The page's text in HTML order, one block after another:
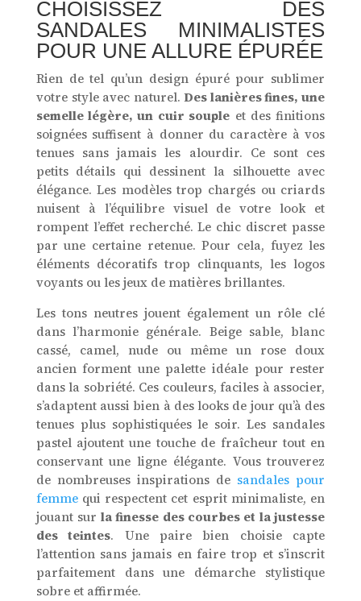
CHOISISSEZ DES
SANDALES MINIMALISTES
POUR UNE ALLURE ÉPURÉE
Rien de tel qu’un design épuré pour sublimer
votre style avec naturel. Des lanières fines, une
semelle légère, un cuir souple et des finitions
soignées suffisent à donner du caractère à vos
tenues sans jamais les alourdir. Ce sont ces
petits détails qui dessinent la silhouette avec
élégance. Les modèles trop chargés ou criards
nuisent à l’équilibre visuel de votre look et
rompent l’effet recherché. Le chic discret passe
par une certaine retenue. Pour cela, fuyez les
éléments décoratifs trop clinquants, les logos
voyants ou les jeux de matières brillantes.
Les tons neutres jouent également un rôle clé
dans l’harmonie générale. Beige sable, blanc
cassé, camel, nude ou même un rose doux
ancien forment une palette idéale pour rester
dans la sobriété. Ces couleurs, faciles à associer,
s’adaptent aussi bien à des looks de jour qu’à des
tenues plus sophistiquées le soir. Les sandales
pastel ajoutent une touche de fraîcheur tout en
conservant une ligne élégante. Vous trouverez
de nombreuses inspirations de sandales pour
femmequi respectent cet esprit minimaliste, en
jouant sur la finesse des courbes et la justesse
des teintes. Une paire bien choisie capte
l’attention sans jamais en faire trop et s’inscrit
parfaitement dans une démarche stylistique
sobre et affirmée.